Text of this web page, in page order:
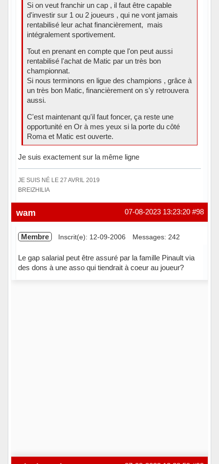
Si on veut franchir un cap , il faut être capable
d'investir sur 1 ou 2 joueurs , qui ne vont jamais
rentabilisé leur achat financièrement, mais
intégralement sportivement.
Tout en prenant en compte que l'on peut aussi
rentabilisé l'achat de Matic par un très bon
championnat.
Si nous terminons en ligue des champions , grâce à
un très bon Matic, financièrement on s'y retrouvera
aussi.
C'est maintenant qu'il faut foncer, ça reste une
opportunité en Or à mes yeux si la porte du côté
Roma et Matic est ouverte.
Je suis exactement sur la même ligne
JE SUIS NÉ LE 27 AVRIL 2019
BREIZHILIA
Hors ligne #98
07-08-2023 13:23:20
wam
Membre Inscrit(e): 12-09-2006 Messages: 242
Le gap salarial peut être assuré par la famille Pinault via
des dons à une asso qui tiendrait à coeur au joueur?